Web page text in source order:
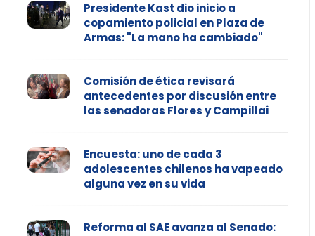
Presidente Kast dio inicio a
copamiento policial en Plaza de
Armas: "La mano ha cambiado"
Comisión de ética revisará
antecedentes por discusión entre
las senadoras Flores y Campillai
Encuesta: uno de cada 3
adolescentes chilenos ha vapeado
alguna vez en su vida
Reforma al SAE avanza al Senado: